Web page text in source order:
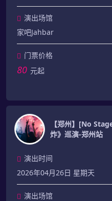
演出场馆
家吧Jahbar
门票价格
80 元起
【郑州】[No
炸》巡演-郑州站
演出时间
2026年04月26日 星期天
演出场馆